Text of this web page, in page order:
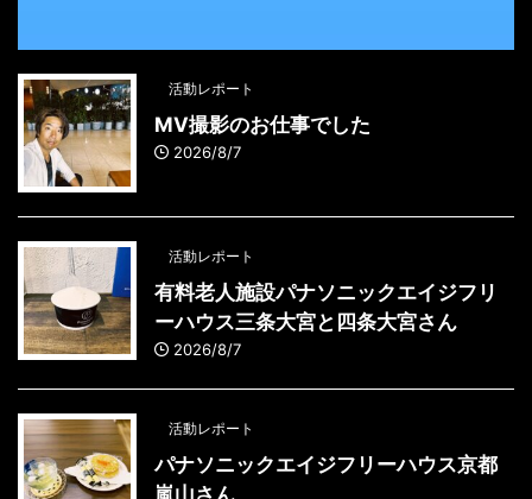
活動レポート
MV撮影のお仕事でした
2026/8/7
活動レポート
有料老人施設パナソニックエイジフリ
ーハウス三条大宮と四条大宮さん
2026/8/7
活動レポート
パナソニックエイジフリーハウス京都
嵐山さん